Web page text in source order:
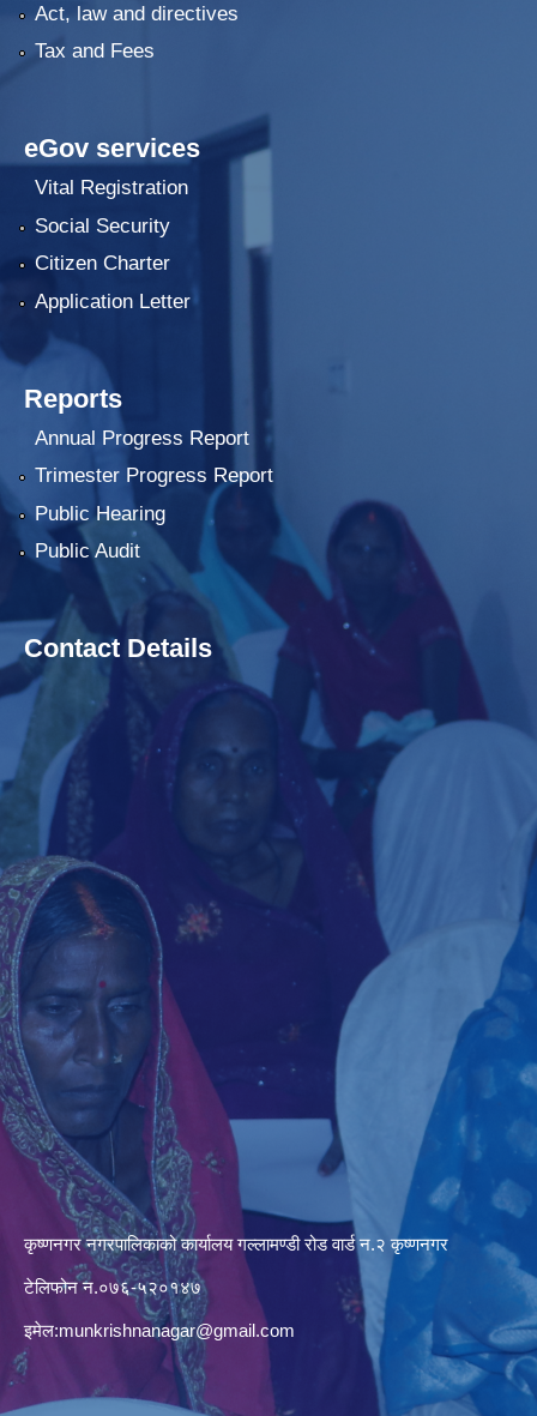
Act, law and directives
Tax and Fees
eGov services
Vital Registration
Social Security
Citizen Charter
Application Letter
Reports
Annual Progress Report
Trimester Progress Report
Public Hearing
Public Audit
Contact Details
कृष्णनगर नगरपालिकाको कार्यालय गल्लामण्डी रोड वार्ड न.२ कृष्णनगर
टेलिफोन न.०७६-५२०१४७
इमेल:munkrishnanagar@gmail.com